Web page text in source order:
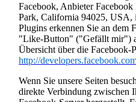
Facebook, Anbieter
Park, California 94025, USA,
Plugins erkennen Sie an dem
"Like-Button" ("Gefällt mir")
Übersicht über die Facebook-
http://
Wenn Sie unsere Seiten
direkte Verbindung zwischen